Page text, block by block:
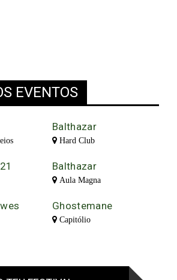
EVENTOS
Balthazar
Hard Club
Balthazar
Aula Magna
Ghostemane
Capitólio